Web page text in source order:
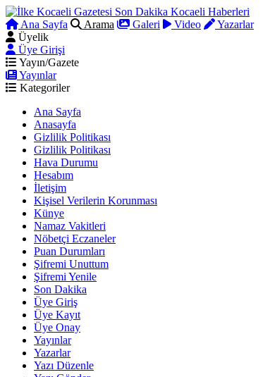
Ana Sayfa Arama Galeri Video
Yazarlar
Üyelik
Üye Girişi
Yayın/Gazete
Yayınlar
Kategoriler
Ana Sayfa
Anasayfa
Gizlilik Politikası
Gizlilik Politikası
Hava Durumu
Hesabım
İletişim
Kişisel Verilerin Korunması
Künye
Namaz Vakitleri
Nöbetçi Eczaneler
Puan Durumları
Şifremi Unuttum
Şifremi Yenile
Son Dakika
Üye Giriş
Üye Kayıt
Üye Onay
Yayınlar
Yazarlar
Yazı Düzenle